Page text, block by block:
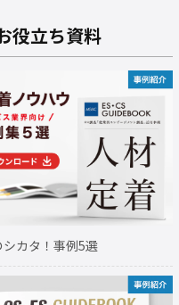
役立ち資料
シカタ！事例5選